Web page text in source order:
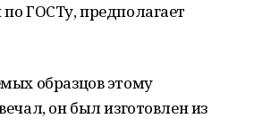
ГОСТу, предполагает
образцов этому
он был изготовлен из